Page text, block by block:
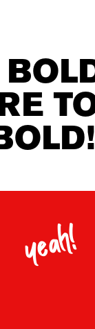
yeah!